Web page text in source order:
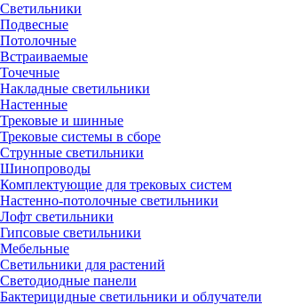
Светильники
Подвесные
Потолочные
Встраиваемые
Точечные
Накладные светильники
Настенные
Трековые и шинные
Трековые системы в сборе
Струнные светильники
Шинопроводы
Комплектующие для трековых систем
Настенно-потолочные светильники
Лофт светильники
Гипсовые светильники
Мебельные
Светильники для растений
Светодиодные панели
Бактерицидные светильники и облучатели